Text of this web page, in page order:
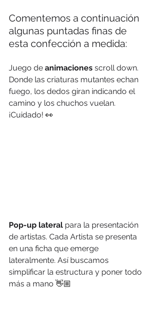
Comentemos a continuación
algunas puntadas finas de
esta confección a medida:
Juego de animaciones scroll down.
Donde las criaturas mutantes echan
fuego, los dedos giran indicando el
camino y los chuchos vuelan.
¡Cuidado! 👀
Pop-up lateral para la presentación
de artistas. Cada Artista se presenta
en una ficha que emerge
lateralmente. Así buscamos
simplificar la estructura y poner todo
más a mano 👋🏼